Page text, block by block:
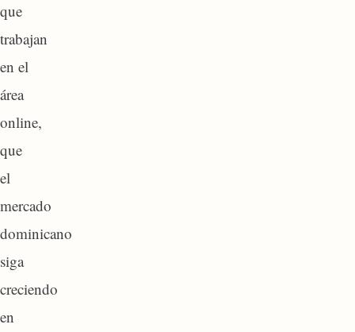
que
trabajan
en el
área
online,
que
el
mercado
dominicano
siga
creciendo
en